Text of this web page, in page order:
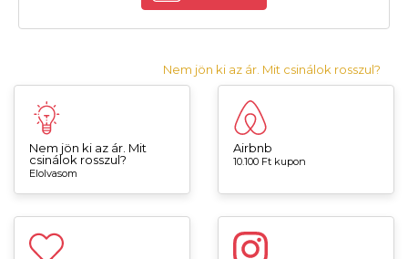
Nem jön ki az ár. Mit csinálok rosszul?
Nem jön ki az ár. Mit
csinálok rosszul?
Elolvasom
Airbnb
10.100 Ft kupon